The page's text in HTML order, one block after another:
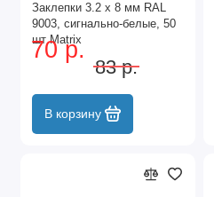
Заклепки 3.2 х 8 мм RAL
9003, сигнально-белые, 50
шт Matrix
70 р.
83 р.
В корзину